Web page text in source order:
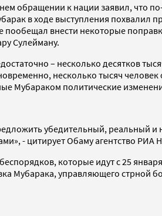
обращении к нации заявил, что
в ходе выступления похвалил
пообещал внести некоторые
Сулейману.
– несколько десятков
несколько тысяч
Мубараком политические
убедительный, реальный
- цитирует Обаму агентство РИА
которые идут с 25
Мубарака, управляющего стрной